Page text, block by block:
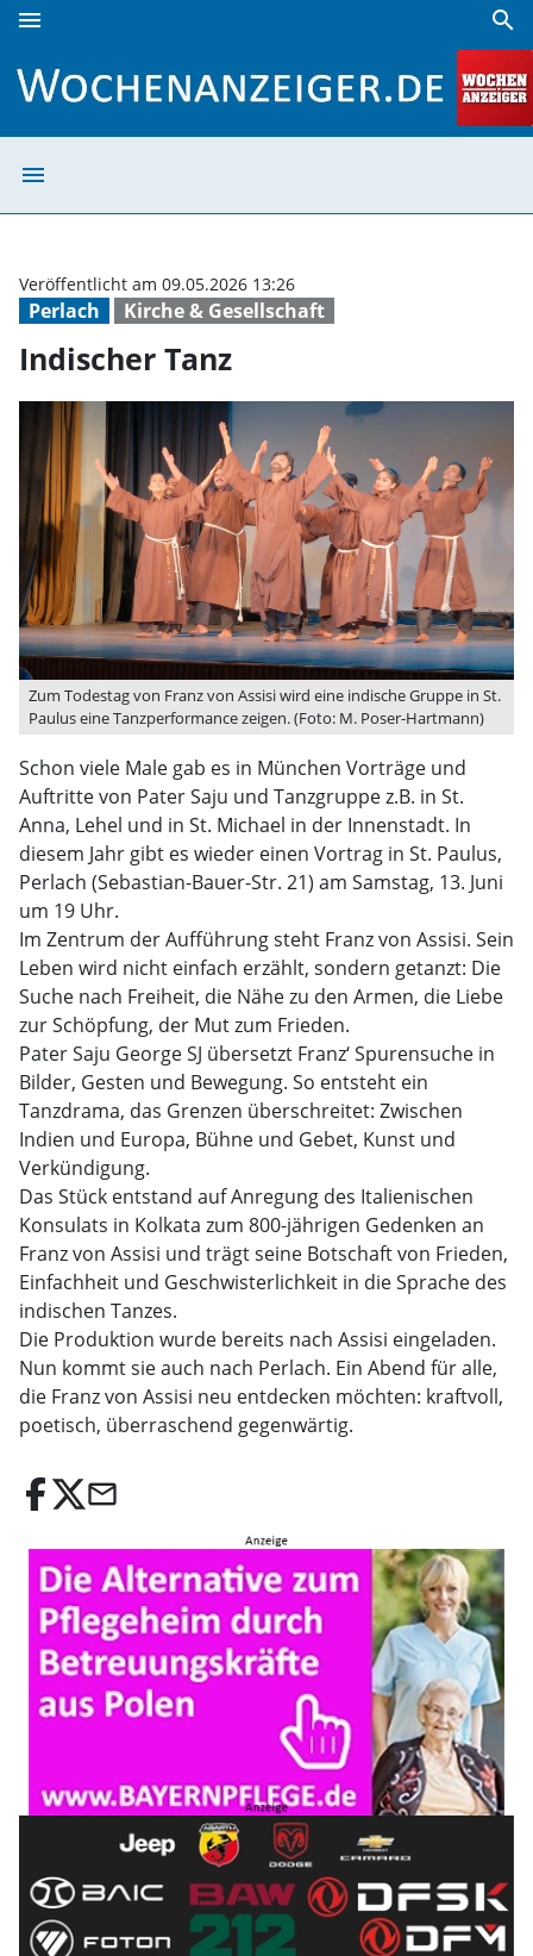
menu search
menu
Perlach Kirche & Gesellschaft
Veröffentlicht am 09.05.2026 13:26
Indischer Tanz
Zum Todestag von Franz von Assisi wird eine indische Gruppe in St.
Paulus eine Tanzperformance zeigen. (Foto: M. Poser-Hartmann)
Schon viele Male gab es in München Vorträge und
Auftritte von Pater Saju und Tanzgruppe z.B. in St.
Anna, Lehel und in St. Michael in der Innenstadt. In
diesem Jahr gibt es wieder einen Vortrag in St. Paulus,
Perlach (Sebastian-Bauer-Str. 21) am Samstag, 13. Juni
um 19 Uhr.
Im Zentrum der Aufführung steht Franz von Assisi. Sein
Leben wird nicht einfach erzählt, sondern getanzt: Die
Suche nach Freiheit, die Nähe zu den Armen, die Liebe
zur Schöpfung, der Mut zum Frieden.
Pater Saju George SJ übersetzt Franz‘ Spurensuche in
Bilder, Gesten und Bewegung. So entsteht ein
Tanzdrama, das Grenzen überschreitet: Zwischen
Indien und Europa, Bühne und Gebet, Kunst und
Verkündigung.
Das Stück entstand auf Anregung des Italienischen
Konsulats in Kolkata zum 800-jährigen Gedenken an
Franz von Assisi und trägt seine Botschaft von Frieden,
Einfachheit und Geschwisterlichkeit in die Sprache des
indischen Tanzes.
Die Produktion wurde bereits nach Assisi eingeladen.
Nun kommt sie auch nach Perlach. Ein Abend für alle,
die Franz von Assisi neu entdecken möchten: kraftvoll,
poetisch, überraschend gegenwärtig.
email